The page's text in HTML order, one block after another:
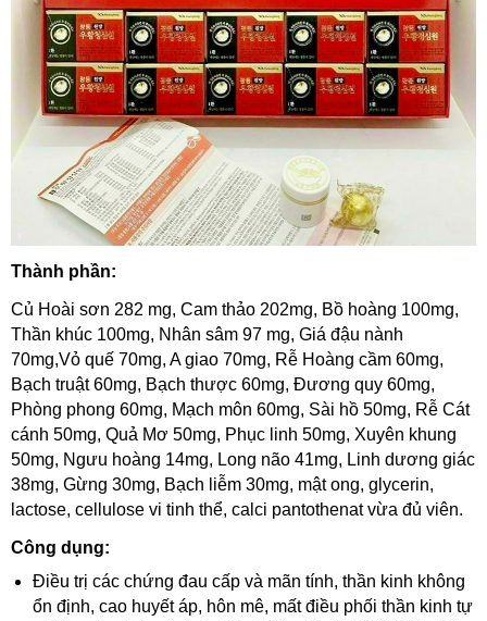
Thành phần:
Củ Hoài sơn 282 mg, Cam thảo 202mg, Bồ hoàng 100mg,
Thần khúc 100mg, Nhân sâm 97 mg, Giá đậu nành
70mg,Vỏ quế 70mg, A giao 70mg, Rễ Hoàng cầm 60mg,
Bạch truật 60mg, Bạch thược 60mg, Đương quy 60mg,
Phòng phong 60mg, Mạch môn 60mg, Sài hồ 50mg, Rễ Cát
cánh 50mg, Quả Mơ 50mg, Phục linh 50mg, Xuyên khung
50mg, Ngưu hoàng 14mg, Long não 41mg, Linh dương giác
38mg, Gừng 30mg, Bạch liễm 30mg, mật ong, glycerin,
lactose, cellulose vi tinh thể, calci pantothenat vừa đủ viên.
Công dụng:
Điều trị các chứng đau cấp và mãn tính, thần kinh không
ổn định, cao huyết áp, hôn mê, mất điều phối thần kinh tự